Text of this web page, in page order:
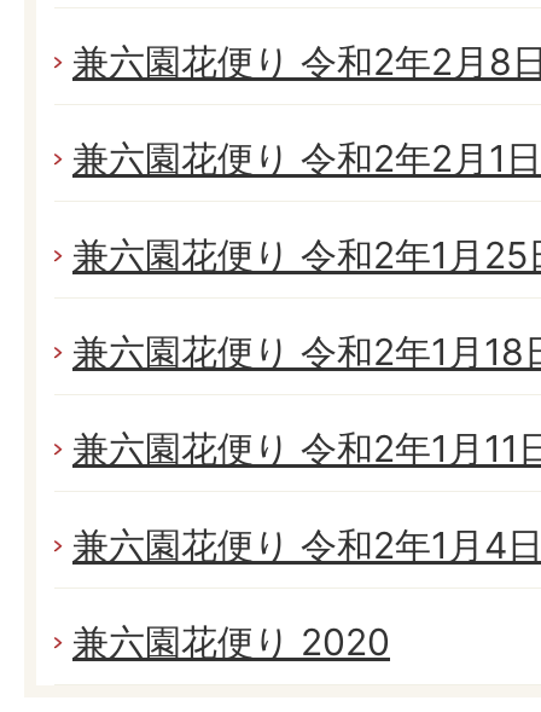
兼六園花便り 令和2年2月8
兼六園花便り 令和2年2月1
兼六園花便り 令和2年1月
兼六園花便り 令和2年1月18
兼六園花便り 令和2年1月11
兼六園花便り 令和2年1月4
兼六園花便り 2020